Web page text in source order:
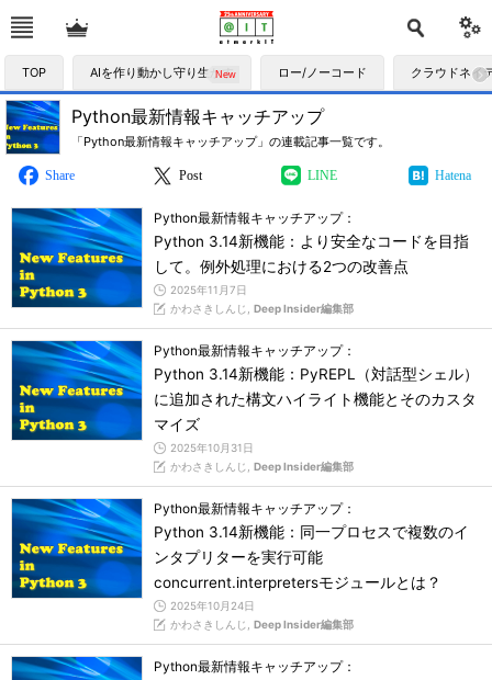
TOP AIを作り動かし守り生かす ロー/ノーコード クラウドネイ
Python最新情報キャッチアップ
「Python最新情報キャッチアップ」の連載記事一覧です。
Share Post LINE Hatena
Python最新情報キャッチアップ：
Python 3.14新機能：より安全なコードを目指
して。例外処理における2つの改善点
2025年11月7日
かわさきしんじ, Deep Insider編集部
Python最新情報キャッチアップ：
Python 3.14新機能：PyREPL（対話型シェル）
に追加された構文ハイライト機能とそのカスタ
マイズ
2025年10月31日
かわさきしんじ, Deep Insider編集部
Python最新情報キャッチアップ：
Python 3.14新機能：同一プロセスで複数のイ
ンタプリターを実行可能
concurrent.interpretersモジュールとは？
2025年10月24日
かわさきしんじ, Deep Insider編集部
Python最新情報キャッチアップ：